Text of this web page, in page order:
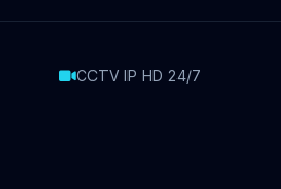
CCTV IP HD 24/7